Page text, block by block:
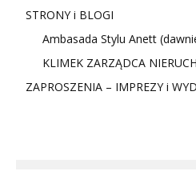
STRONY i BLOGI
Ambasada Stylu Anett
KLIMEK ZARZĄDCA
ZAPROSZENIA – IMPREZY i